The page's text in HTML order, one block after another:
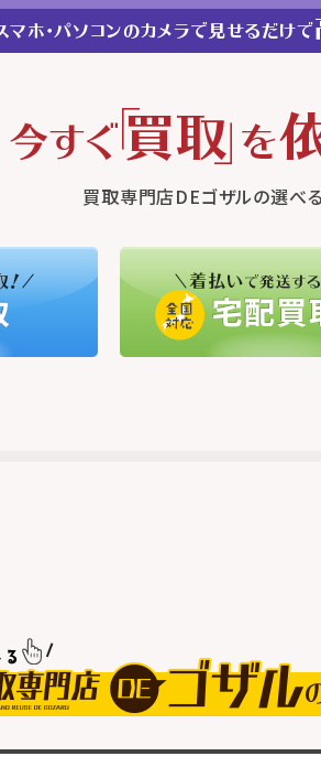
買取専門店DEゴザルの選べ